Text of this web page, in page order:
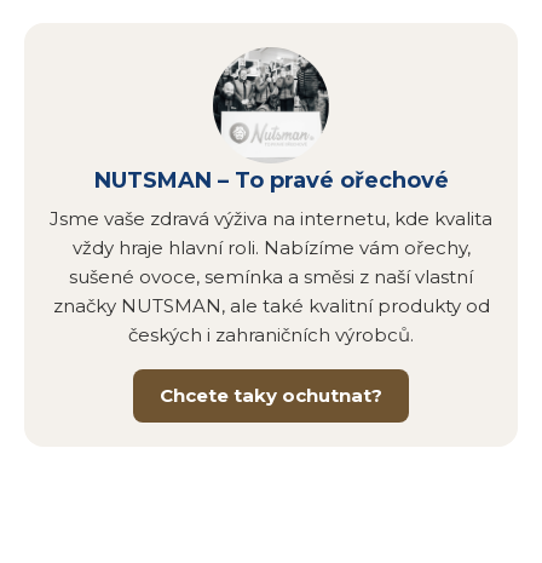
NUTSMAN – To pravé ořechové
Jsme vaše zdravá výživa na internetu, kde kvalita
vždy hraje hlavní roli. Nabízíme vám ořechy,
sušené ovoce, semínka a směsi z naší vlastní
značky NUTSMAN, ale také kvalitní produkty od
českých i zahraničních výrobců.
Chcete taky ochutnat?